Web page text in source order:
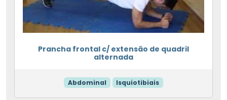
Prancha frontal c/ extensão de quadril
alternada
Abdominal Isquiotibiais